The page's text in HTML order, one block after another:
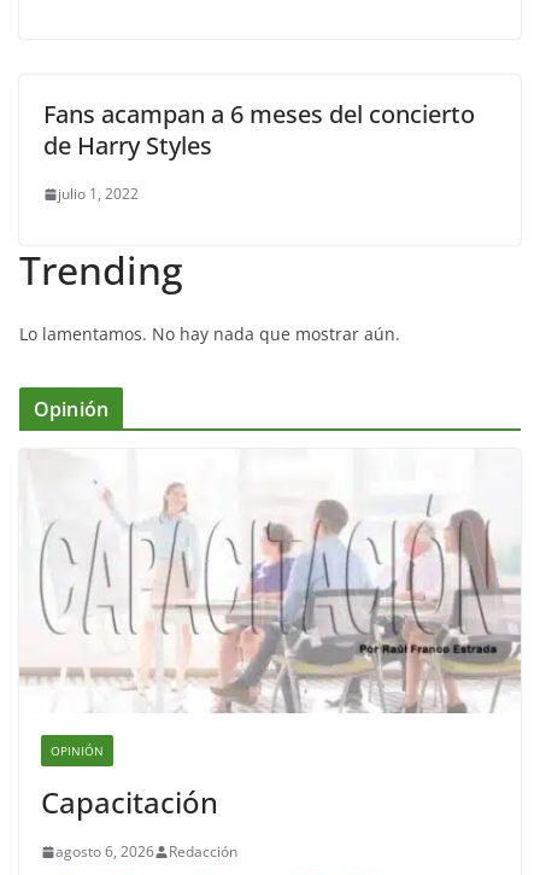
Fans acampan a 6 meses del concierto
de Harry Styles
julio 1, 2022
Trending
Lo lamentamos. No hay nada que mostrar aún.
Opinión
OPINIÓN
Capacitación
agosto 6, 2026 Redacción